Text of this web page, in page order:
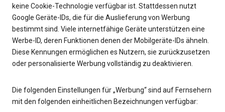
keine Cookie-Technologie verfügbar ist. Stattdessen nutzt
Google Geräte-IDs, die für die Auslieferung von Werbung
bestimmt sind. Viele internetfähige Geräte unterstützen eine
Werbe-ID, deren Funktionen denen der Mobilgeräte-IDs ähneln.
Diese Kennungen ermöglichen es Nutzern, sie zurückzusetzen
oder personalisierte Werbung vollständig zu deaktivieren.
Die folgenden Einstellungen für „Werbung“ sind auf Fernsehern
mit den folgenden einheitlichen Bezeichnungen verfügbar: